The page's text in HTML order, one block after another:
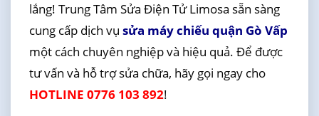
lắng! Trung Tâm Sửa Điện Tử Limosa sẵn sàng
cung cấp dịch vụ sửa máy chiếu quận Gò Vấp
một cách chuyên nghiệp và hiệu quả. Để được
tư vấn và hỗ trợ sửa chữa, hãy gọi ngay cho
HOTLINE 0776 103 892!